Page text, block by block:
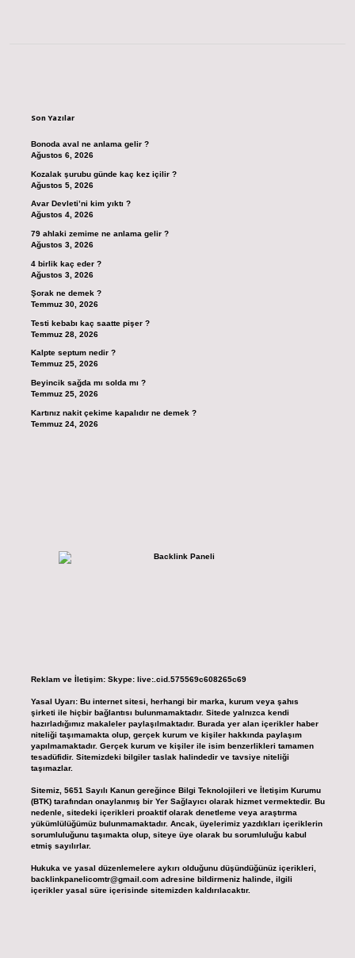
Son Yazılar
Bonoda aval ne anlama gelir ?
Ağustos 6, 2026
Kozalak şurubu günde kaç kez içilir ?
Ağustos 5, 2026
Avar Devleti’ni kim yıktı ?
Ağustos 4, 2026
79 ahlaki zemime ne anlama gelir ?
Ağustos 3, 2026
4 birlik kaç eder ?
Ağustos 3, 2026
Şorak ne demek ?
Temmuz 30, 2026
Testi kebabı kaç saatte pişer ?
Temmuz 28, 2026
Kalpte septum nedir ?
Temmuz 25, 2026
Beyincik sağda mı solda mı ?
Temmuz 25, 2026
Kartınız nakit çekime kapalıdır ne demek ?
Temmuz 24, 2026
Reklam ve İletişim: Skype: live:.cid.575569c608265c69
Yasal Uyarı: Bu internet sitesi, herhangi bir marka, kurum veya şahıs
şirketi ile hiçbir bağlantısı bulunmamaktadır. Sitede yalnızca kendi
hazırladığımız makaleler paylaşılmaktadır. Burada yer alan içerikler haber
niteliği taşımamakta olup, gerçek kurum ve kişiler hakkında paylaşım
yapılmamaktadır. Gerçek kurum ve kişiler ile isim benzerlikleri tamamen
tesadüfidir. Sitemizdeki bilgiler taslak halindedir ve tavsiye niteliği
taşımazlar.
Sitemiz, 5651 Sayılı Kanun gereğince Bilgi Teknolojileri ve İletişim Kurumu
(BTK) tarafından onaylanmış bir Yer Sağlayıcı olarak hizmet vermektedir. Bu
nedenle, sitedeki içerikleri proaktif olarak denetleme veya araştırma
yükümlülüğümüz bulunmamaktadır. Ancak, üyelerimiz yazdıkları içeriklerin
sorumluluğunu taşımakta olup, siteye üye olarak bu sorumluluğu kabul
etmiş sayılırlar.
Hukuka ve yasal düzenlemelere aykırı olduğunu düşündüğünüz içerikleri,
backlinkpanelicomtr@gmail.comadresine bildirmeniz halinde, ilgili
içerikler yasal süre içerisinde sitemizden kaldırılacaktır.